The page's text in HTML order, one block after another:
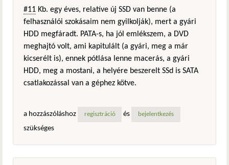
#11 Kb. egy éves, relatíve új SSD van benne (a
felhasználói szokásaim nem gyilkolják), mert a gyári
HDD megfáradt. PATA-s, ha jól emlékszem, a DVD
meghajtó volt, ami kapitulált (a gyári, meg a már
kicserélt is), ennek pótlása lenne macerás, a gyári
HDD, meg a mostani, a helyére beszerelt SSd is SATA
csatlakozással van a géphez kötve.
a hozzászóláshoz regisztráció és bejelentkezés
szükséges